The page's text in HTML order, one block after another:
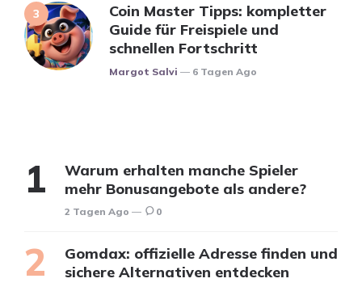
Coin Master Tipps: kompletter
Guide für Freispiele und
schnellen Fortschritt
Posted
Margot Salvi 6 Tagen Ago
Warum erhalten manche Spieler
mehr Bonusangebote als andere?
2 Tagen Ago 0
Gomdax: offizielle Adresse finden und
sichere Alternativen entdecken